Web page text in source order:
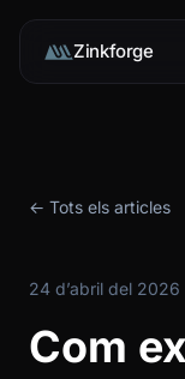
Zinkforge
← Tots els articles
24 d’abril del 2026
Com